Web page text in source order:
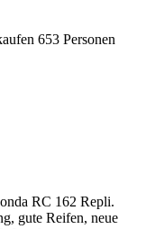
653 Personen
RC 162 Repli.
gute Reifen, neue